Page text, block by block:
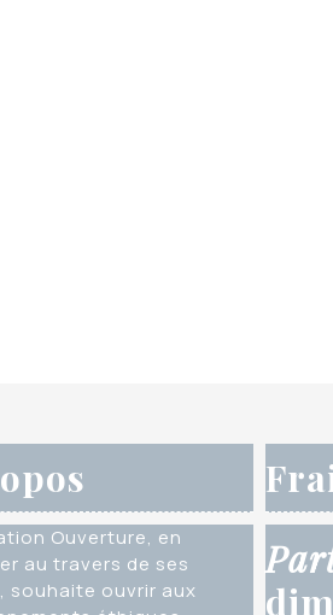
Ouverture, en
au travers de ses
souhaite ouvrir aux